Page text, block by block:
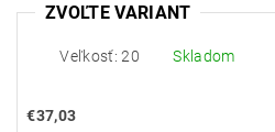
ZVOĽTE VARIANT
Veľkosť: 20 Skladom
€37,03